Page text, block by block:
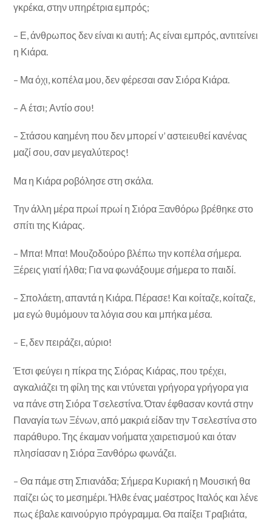
γκρέκα, στην υπηρέτρια εμπρός;
– Ε, άνθρωπος δεν είναι κι αυτή; Ας είναι εμπρός, αντι­τείνει
η Κιάρα.
– Μα όχι, κοπέλα μου, δεν φέρεσαι σαν Σιόρα Κιάρα.
– Α έτσι; Αντίο σου!
– Στάσου καημένη που δεν μπορεί ν’ αστειευθεί κανέ­νας
μαζί σου, σαν μεγαλύτερος!
Μα η Κιάρα ροβόλησε στη σκάλα.
Την άλλη μέρα πρωί πρωί η Σιόρα Ξανθόρω βρέθηκε στο
σπίτι της Κιάρας.
– Μπα! Μπα! Μουζοδούρο βλέπω την κοπέλα σήμερα.
Ξέρεις γιατί ήλθα; Για να φωνάξουμε σήμερα το παιδί.
– Σπολάετη, απαντά η Κιάρα. Πέρασε! Και κοίταζε, κοίταζε,
μα εγώ θυμόμουν τα λόγια σου και μπήκα μέσα.
– E, δεν πειράζει, αύριο!
Έτσι φεύγει η πίκρα της Σιόρας Κιάρας, που τρέχει,
αγκαλιάζει τη φίλη της και ντύνεται γρήγορα γρήγορα για
να πάνε στη Σιόρα Tσελεστίνα. Όταν έφθασαν κοντά στην
Παναγία των Ξένων, από μακριά είδαν την Tσελεστίνα στο
παράθυρο. Της έκαμαν νοήματα χαιρετισμού και όταν
πλησίασαν η Σιόρα Ξανθόρω φωνάζει.
– Θα πάμε στη Σπιανάδα; Σήμερα Κυριακή η Μουσική θα
παίζει ώς το μεσημέρι. Ήλθε ένας μαέστρος Ιταλός και λένε
πως έβαλε καινούργιο πρόγραμμα. Θα παίξει Tραβιάτα,